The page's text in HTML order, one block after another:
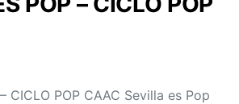
CICLO POP CAAC Sevilla es Pop